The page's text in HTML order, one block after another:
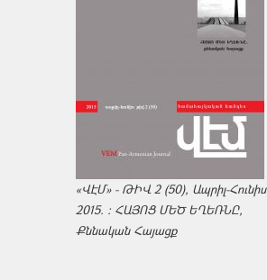
«ՎԷՄ» - ԹԻՎ 2 (50), Ապրիլ-Հունիս
2015. : ՀԱՅՈՑ ՄԵԾ ԵՂԵՌՆԸ,
Քննական Հայացք